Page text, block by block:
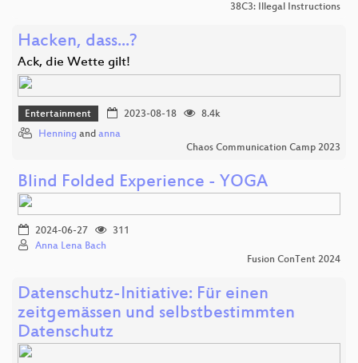
38C3: Illegal Instructions
Hacken, dass...?
Ack, die Wette gilt!
Entertainment 2023-08-18
8.4k
Henning and anna
Chaos Communication Camp 2023
Blind Folded Experience - YOGA
2024-06-27
311
Anna Lena Bach
Fusion ConTent 2024
Datenschutz-Initiative: Für einen
zeitgemässen und selbstbestimmten
Datenschutz